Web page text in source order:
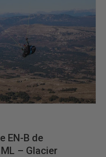
EN-B de
– Glacier